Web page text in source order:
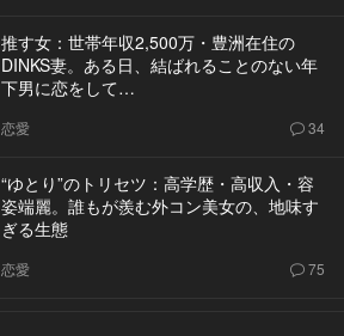
推す女：世帯年収2,500万・豊洲在住の
DINKS妻。ある日、結ばれることのない年
下男に恋をして…
恋愛 34
“ゆとり”のトリセツ：高学歴・高収入・容
姿端麗。誰もが羨む外コン美女の、地味す
ぎる生態
恋愛 75